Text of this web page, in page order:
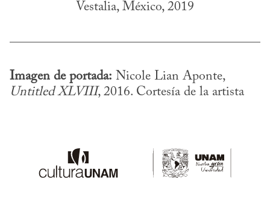
Vestalia, México, 2019
Imagen de portada:
Untitled XLVIII, 2016. Cortesía de la artista